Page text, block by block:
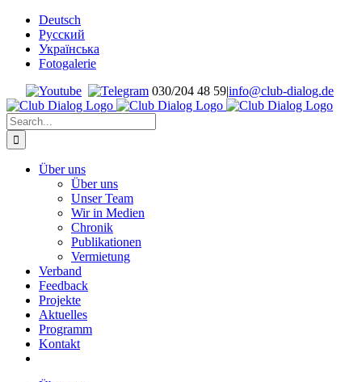
Skip
content
Deutsch
Русский
Українська
Fotogalerie
030/204 48 59|info@club-dialog.de
Search
for:
Über uns
Über uns
Unser Team
Wir in Medien
Chronik
Publikationen
Vermietung
Verband
Feedback
Projekte
Aktuelles
Programm
Kontakt